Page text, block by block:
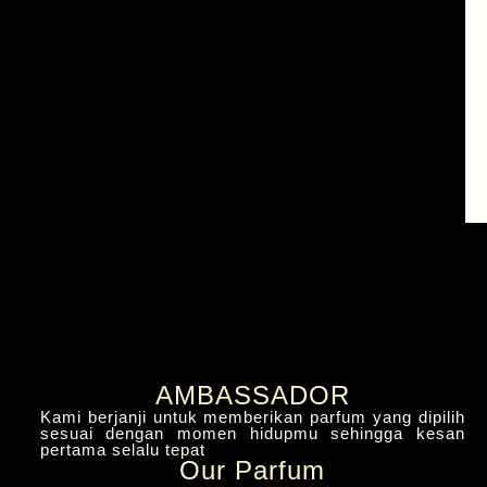
AMBASSADOR
Kami berjanji untuk memberikan parfum yang dipilih
sesuai dengan momen hidupmu sehingga kesan
pertama selalu tepat
Our Parfum